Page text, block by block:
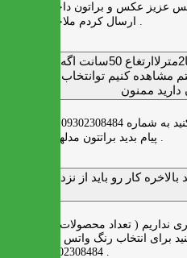
عزیز عکس و براتون داخل واتس اپ
ارسال کردم ملاحظه بفرمایید .
میزتلویزیون 180تا2مترلاارتغاع 50سانت اگه
کنیم توانتخاب راحت‌تر
ممنون
کار رو باید از نزدیک دید
نداریم ( تعداد محصولات زیاد و فضای
برای انتخاب رنگ واتس اپ به شماره
09302308484 پیام بدید .